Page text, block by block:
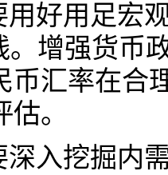
用好用足宏
。增强货币
币汇率在合
。
深入挖掘内